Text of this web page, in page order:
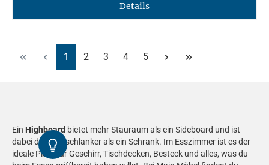
Details
Seite
1 Seite
2 Seite
3 Seite
4 Seite
5
Ein Highboard bietet mehr Stauraum als ein Sideboard und ist
dabei deutlich schlanker als ein Schrank. Im Esszimmer ist es der
ideale Platz für Geschirr, Tischdecken, Besteck und alles, was du
Kontrast